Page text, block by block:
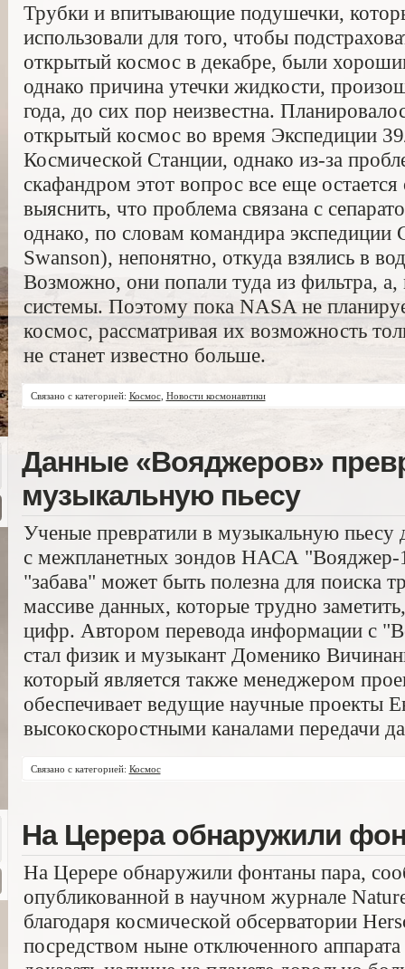
Трубки и впитывающие подушечки,
использовали для того, чтобы
открытый космос в декабре, были
однако причина утечки жидкости,
года, до сих пор неизвестна.
открытый космос во время Экспедиции
Космической Станции, однако из-за
скафандром этот вопрос все еще
выяснить, что проблема связана с
однако, по словам командира экспедиции
Swanson), непонятно, откуда взялись в
Возможно, они попали туда из фильтра,
системы. Поэтому пока NASA не
космос, рассматривая их возможность
не станет известно больше.
Связано с категорией: Космос, Новости космонавтики
Данные «Вояджеров»
музыкальную пьесу
Ученые превратили в музыкальную пьесу
с межпланетных зондов НАСА
"забава" может быть полезна для поиска
массиве данных, которые трудно
цифр. Автором перевода информации с
стал физик и музыкант Доменико
который является также менеджером
обеспечивает ведущие научные проекты
высокоскоростными каналами передачи
Связано с категорией: Космос
На Церера обнаружили
На Церере обнаружили фонтаны пара,
опубликованной в научном журнале
благодаря космической обсерватории
посредством ныне отключенного